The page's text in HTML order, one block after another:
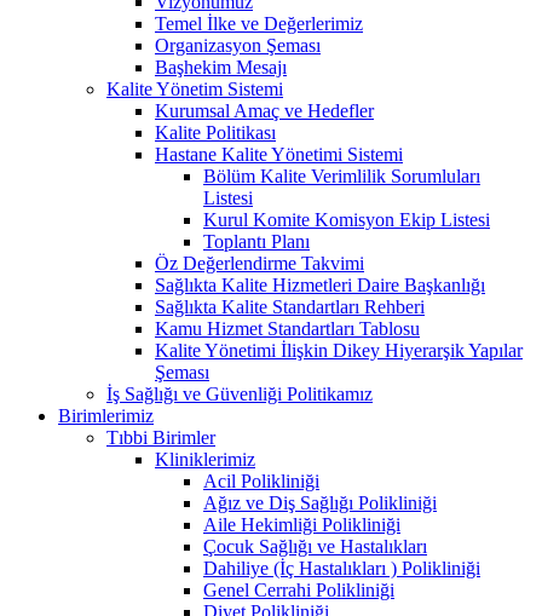
Temel İlke ve Değerlerimiz
Organizasyon Şeması
Başhekim Mesajı
Kalite Yönetim Sistemi
Kurumsal Amaç ve Hedefler
Kalite Politikası
Hastane Kalite Yönetimi Sistemi
Bölüm Kalite Verimlilik Sorumluları
Listesi
Kurul Komite Komisyon Ekip Listesi
Toplantı Planı
Öz Değerlendirme Takvimi
Sağlıkta Kalite Hizmetleri Daire Başkanlığı
Sağlıkta Kalite Standartları Rehberi
Kamu Hizmet Standartları Tablosu
Kalite Yönetimi İlişkin Dikey Hiyerarşik Yapılar
Şeması
İş Sağlığı ve Güvenliği Politikamız
Birimlerimiz
Tıbbi Birimler
Kliniklerimiz
Acil Polikliniği
Ağız ve Diş Sağlığı Polikliniği
Aile Hekimliği Polikliniği
Çocuk Sağlığı ve Hastalıkları
Dahiliye (İç Hastalıkları ) Polikliniği
Genel Cerrahi Polikliniği
Diyet Polikliniği